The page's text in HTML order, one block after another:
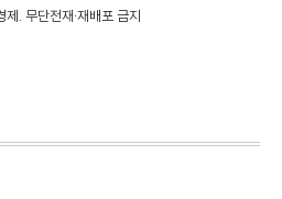
. 무단전재·재배포 금지